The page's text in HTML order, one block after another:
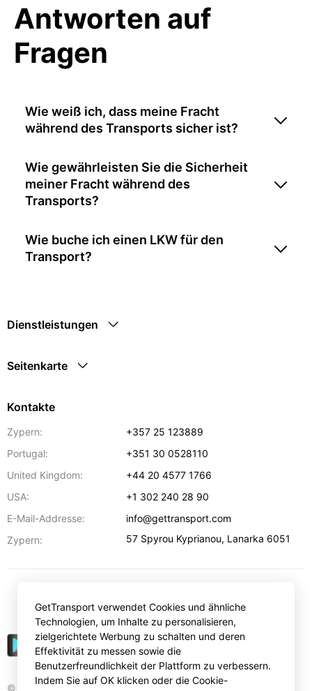
Antworten auf
Fragen
Wie weiß ich, dass meine Fracht
während des Transports sicher ist?
Wie gewährleisten Sie die Sicherheit
meiner Fracht während des
Transports?
Wie buche ich einen LKW für den
Transport?
Dienstleistungen
Seitenkarte
Kontakte
Zypern:
+357 25 123889
Portugal:
+351 30 0528110
United Kingdom:
+44 20 4577 1766
USA:
+1 302 240 28 90
E-Mail-Addresse:
info@gettransport.com
Zypern:
57 Spyrou Kyprianou, Lanarka 6051
© Gettransport International Limited. GetTransport®
EURGetTransport verwendet Cookies und ähnliche
Technologien, um Inhalte zu personalisieren,
zielgerichtete Werbung zu schalten und deren
Effektivität zu messen sowie die
Benutzerfreundlichkeit der Plattform zu verbessern.
Indem Sie auf OK klicken oder die Cookie-